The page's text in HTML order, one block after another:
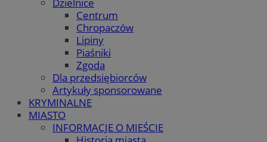
Centrum
Chropaczów
Lipiny
Piaśniki
Zgoda
Dla przedsiębiorców
Artykuły sponsorowane
KRYMINALNE
MIASTO
INFORMACJE O MIEŚCIE